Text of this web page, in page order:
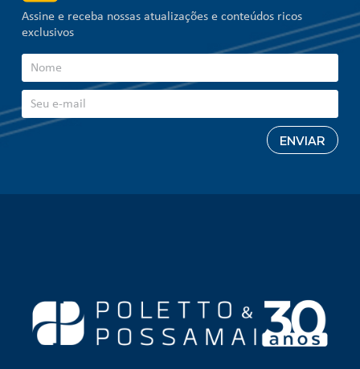
Assine e receba nossas atualizações e conteúdos ricos
exclusivos